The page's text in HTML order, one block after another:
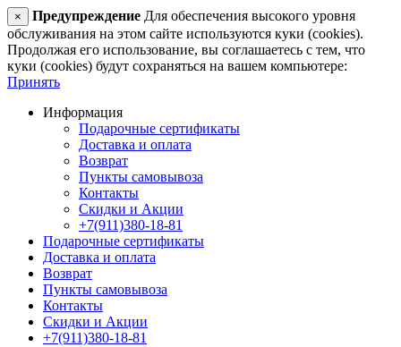
× Предупреждение Для обеспечения высокого уровня
обслуживания на этом сайте используются куки (cookies).
Продолжая его использование, вы соглашаетесь с тем, что
куки (cookies) будут сохраняться на вашем компьютере:
Принять
Информация
Подарочные сертификаты
Доставка и оплата
Возврат
Пункты самовывоза
Контакты
Скидки и Акции
+7(911)380-18-81
Подарочные сертификаты
Доставка и оплата
Возврат
Пункты самовывоза
Контакты
Скидки и Акции
+7(911)380-18-81